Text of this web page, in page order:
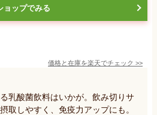
ョップでみる
価格と在庫を楽天でチェック >>
乳酸菌飲料はいかが。飲み切りサ
取しやすく、免疫力アップにも。